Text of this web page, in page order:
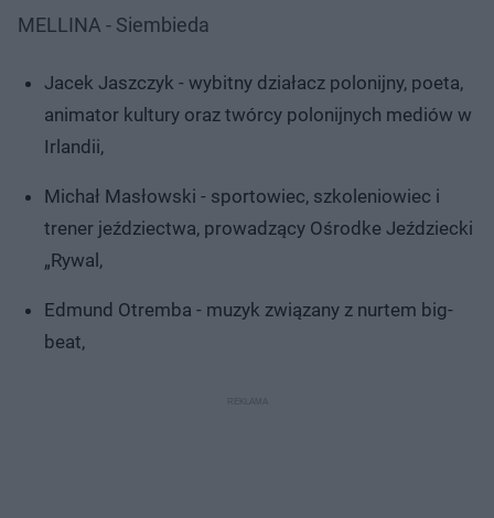
MELLINA - Siembieda
Jacek Jaszczyk - wybitny działacz polonijny, poeta,
animator kultury oraz twórcy polonijnych mediów w
Irlandii,
Michał Masłowski - sportowiec, szkoleniowiec i
trener jeździectwa, prowadzący Ośrodke Jeździecki
„Rywal,
Edmund Otremba - muzyk związany z nurtem big-
beat,